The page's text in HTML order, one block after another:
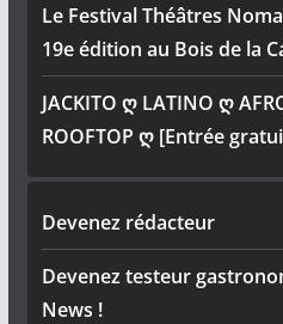
Le Festival Théâtres
19e édition au Bois de la
JACKITO ღ LATINO ღ
ROOFTOP ღ [Entrée
Devenez rédacteur
Devenez testeur
News !